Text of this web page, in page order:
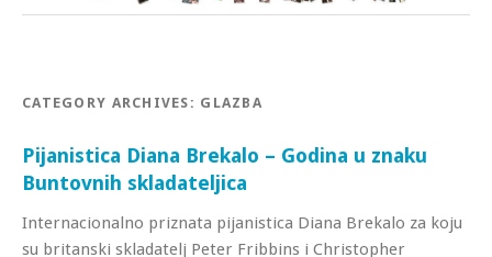
CATEGORY ARCHIVES: GLAZBA
Pijanistica Diana Brekalo – Godina u znaku
Buntovnih skladateljica
Internacionalno priznata pijanistica Diana Brekalo za koju
su britanski skladatelj Peter Fribbins i Christopher